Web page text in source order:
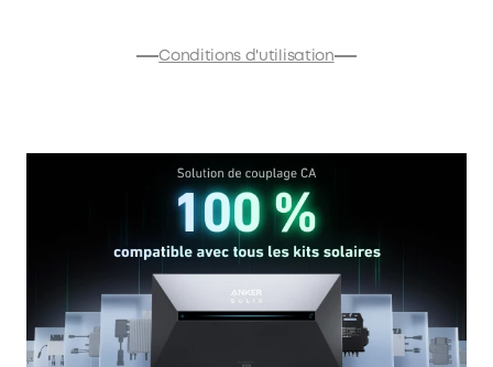
Conditions d'utilisation